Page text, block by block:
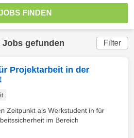
Jobs gefunden Filter
Projektarbeit in der
Zeitpunkt als Werkstudent in für
im Bereich